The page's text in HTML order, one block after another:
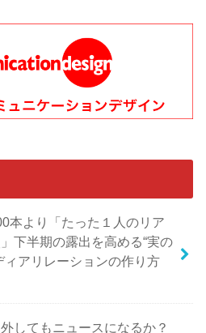
本より「たった１人のリア
下半期の露出を高める“実の
ィアリレーションの作り方
してもニュースになるか？